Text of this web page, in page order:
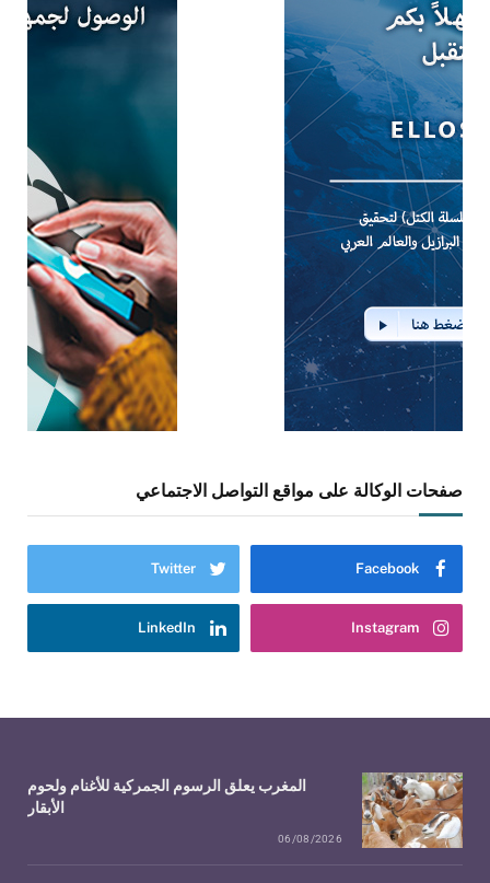
صفحات الوكالة على مواقع التواصل الاجتماعي
Facebook
Twitter
Instagram
LinkedIn
المغرب يعلق الرسوم الجمركية للأغنام ولحوم
الأبقار
06/08/2026